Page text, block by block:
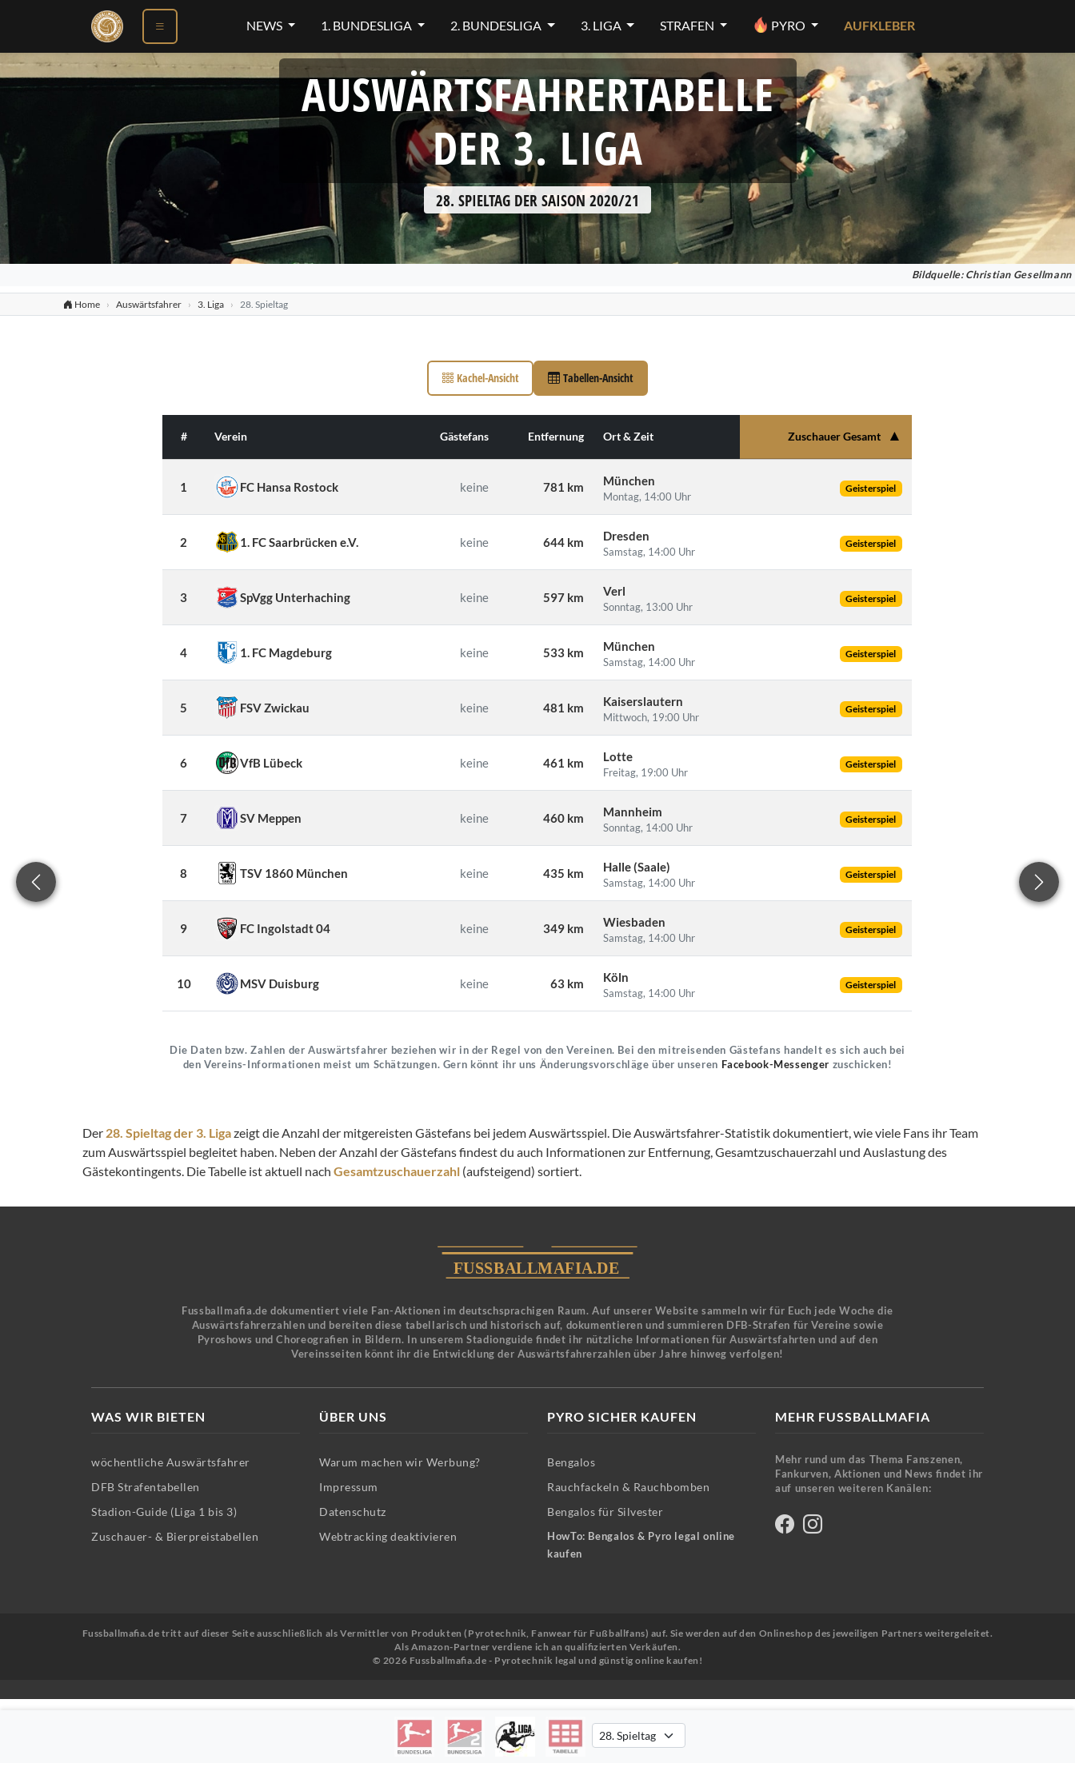
NEWS 1. BUNDESLIGA 2. BUNDESLIGA 3. LIGA STRAFEN PYRO AUFKLEBER
AUSWÄRTSFAHRERTABELLE
DER 3. LIGA
28. SPIELTAG DER SAISON 2020/21
Bildquelle: Christian Gesellmann
Home Auswärtsfahrer 3. Liga 28. Spieltag
Kachel-Ansicht Tabellen-Ansicht
# Verein Gästefans Entfernung Ort & Zeit Zuschauer Gesamt ▲
1 FC Hansa Rostock keine 781 km München
Montag, 14:00 Uhr
Geisterspiel
2 1. FC Saarbrücken e.V. keine 644 km Dresden
Samstag, 14:00 Uhr
Geisterspiel
3 SpVgg Unterhaching keine 597 km Verl
Sonntag, 13:00 Uhr
Geisterspiel
4 1. FC Magdeburg keine 533 km München
Samstag, 14:00 Uhr
Geisterspiel
5 FSV Zwickau keine 481 km Kaiserslautern
Mittwoch, 19:00 Uhr
Geisterspiel
6 VfB Lübeck keine 461 km Lotte
Freitag, 19:00 Uhr
Geisterspiel
7 SV Meppen keine 460 km Mannheim
Sonntag, 14:00 Uhr
Geisterspiel
8 TSV 1860 München keine 435 km Halle (Saale)
Samstag, 14:00 Uhr
Geisterspiel
9 FC Ingolstadt 04 keine 349 km Wiesbaden
Samstag, 14:00 Uhr
Geisterspiel
10 MSV Duisburg keine 63 km Köln
Samstag, 14:00 Uhr
Geisterspiel
Die Daten bzw. Zahlen der Auswärtsfahrer beziehen wir in der Regel von den Vereinen. Bei den mitreisenden Gästefans handelt es sich auch bei
den Vereins-Informationen meist um Schätzungen. Gern könnt ihr uns Änderungsvorschläge über unseren Facebook-Messenger zuschicken!
Der 28. Spieltag der 3. Ligazeigt die Anzahl der mitgereisten Gästefans bei jedem Auswärtsspiel. Die Auswärtsfahrer-Statistik dokumentiert, wie viele Fans ihr Team
zum Auswärtsspiel begleitet haben. Neben der Anzahl der Gästefans findest du auch Informationen zur Entfernung, Gesamtzuschauerzahl und Auslastung des
Gästekontingents. Die Tabelle ist aktuell nach Gesamtzuschauerzahl (aufsteigend) sortiert.
Fussballmafia.de dokumentiert viele Fan-Aktionen im deutschsprachigen Raum. Auf unserer Website sammeln wir für Euch jede Woche die
Auswärtsfahrerzahlen und bereiten diese tabellarisch und historisch auf, dokumentieren und summieren DFB-Strafen für Vereine sowie
Pyroshows und Choreografien in Bildern. In unserem Stadionguide findet ihr nützliche Informationen für Auswärtsfahrten und auf den
Vereinsseiten könnt ihr die Entwicklung der Auswärtsfahrerzahlen über Jahre hinweg verfolgen!
WAS WIR BIETEN
wöchentliche Auswärtsfahrer
DFB Strafentabellen
Stadion-Guide (Liga 1 bis 3)
Zuschauer- & Bierpreistabellen
ÜBER UNS
Warum machen wir Werbung?
Impressum
Datenschutz
Webtracking deaktivieren
PYRO SICHER KAUFEN
Bengalos
Rauchfackeln & Rauchbomben
Bengalos für Silvester
HowTo: Bengalos & Pyro legal online
kaufen
MEHR FUSSBALLMAFIA
Mehr rund um das Thema Fanszenen,
Fankurven, Aktionen und News findet ihr
auf unseren weiteren Kanälen:
Fussballmafia.de tritt auf dieser Seite ausschließlich als Vermittler von Produkten (Pyrotechnik, Fanwear für Fußballfans) auf. Sie werden auf den Onlineshop des jeweiligen Partners weitergeleitet.
Als Amazon-Partner verdiene ich an qualifizierten Verkäufen.
© 2026 Fussballmafia.de - Pyrotechnik legal und günstig online kaufen!